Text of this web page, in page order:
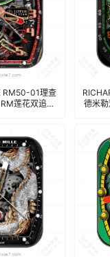
RM50-01理查
莲花双追针
德米